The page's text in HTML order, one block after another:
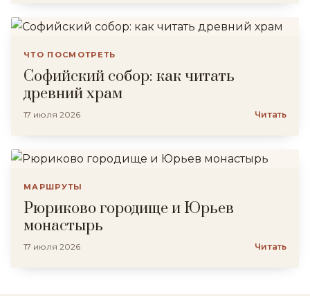
ЧТО ПОСМОТРЕТЬ
Софийский собор: как читать
древний храм
17 июля 2026 Читать
МАРШРУТЫ
Рюриково городище и Юрьев
монастырь
17 июля 2026 Читать